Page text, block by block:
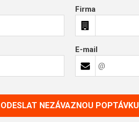
Firma
E-mail
ODESLAT NEZÁVAZNOU POPTÁVKU